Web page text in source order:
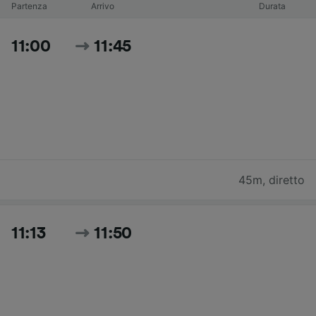
Partenza Arrivo Durata
11:00 11:45
45m, diretto
11:13 11:50